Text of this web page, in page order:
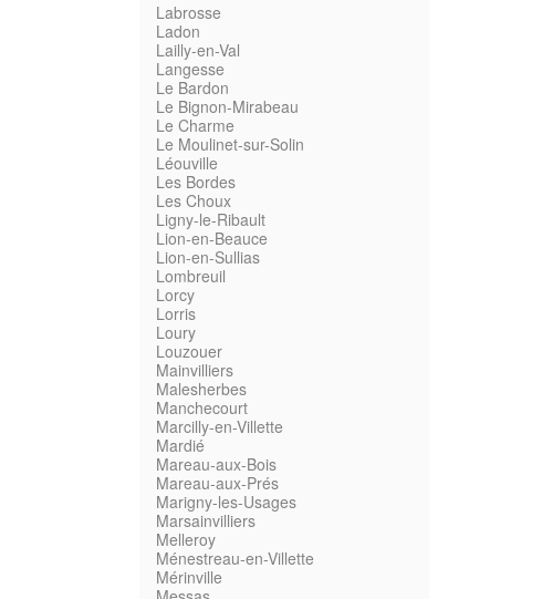
Labrosse
Ladon
Lailly-en-Val
Langesse
Le Bardon
Le Bignon-Mirabeau
Le Charme
Le Moulinet-sur-Solin
Léouville
Les Bordes
Les Choux
Ligny-le-Ribault
Lion-en-Beauce
Lion-en-Sullias
Lombreuil
Lorcy
Lorris
Loury
Louzouer
Mainvilliers
Malesherbes
Manchecourt
Marcilly-en-Villette
Mardié
Mareau-aux-Bois
Mareau-aux-Prés
Marigny-les-Usages
Marsainvilliers
Melleroy
Ménestreau-en-Villette
Mérinville